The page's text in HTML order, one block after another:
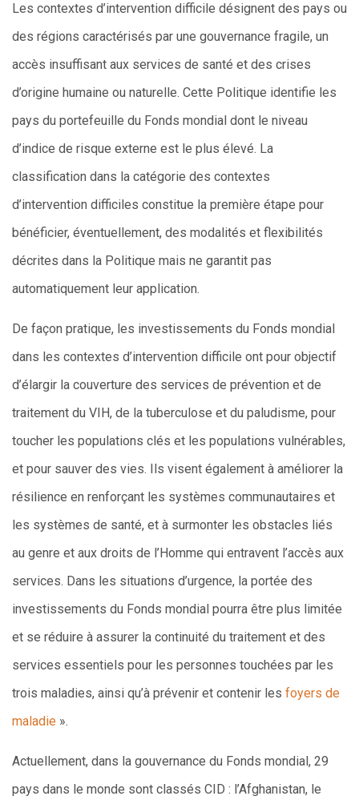
Les contextes d’intervention difficile désignent des pays ou
des régions caractérisés par une gouvernance fragile, un
accès insuffisant aux services de santé et des crises
d’origine humaine ou naturelle. Cette Politique identifie les
pays du portefeuille du Fonds mondial dont le niveau
d’indice de risque externe est le plus élevé. La
classification dans la catégorie des contextes
d’intervention difficiles constitue la première étape pour
bénéficier, éventuellement, des modalités et flexibilités
décrites dans la Politique mais ne garantit pas
automatiquement leur application.
De façon pratique, les investissements du Fonds mondial
dans les contextes d’intervention difficile ont pour objectif
d’élargir la couverture des services de prévention et de
traitement du VIH, de la tuberculose et du paludisme, pour
toucher les populations clés et les populations vulnérables,
et pour sauver des vies. Ils visent également à améliorer la
résilience en renforçant les systèmes communautaires et
les systèmes de santé, et à surmonter les obstacles liés
au genre et aux droits de l’Homme qui entravent l’accès aux
services. Dans les situations d’urgence, la portée des
investissements du Fonds mondial pourra être plus limitée
et se réduire à assurer la continuité du traitement et des
services essentiels pour les personnes touchées par les
trois maladies, ainsi qu’à prévenir et contenir les foyers de
maladie ».
Actuellement, dans la gouvernance du Fonds mondial, 29
pays dans le monde sont classés CID : l’Afghanistan, le